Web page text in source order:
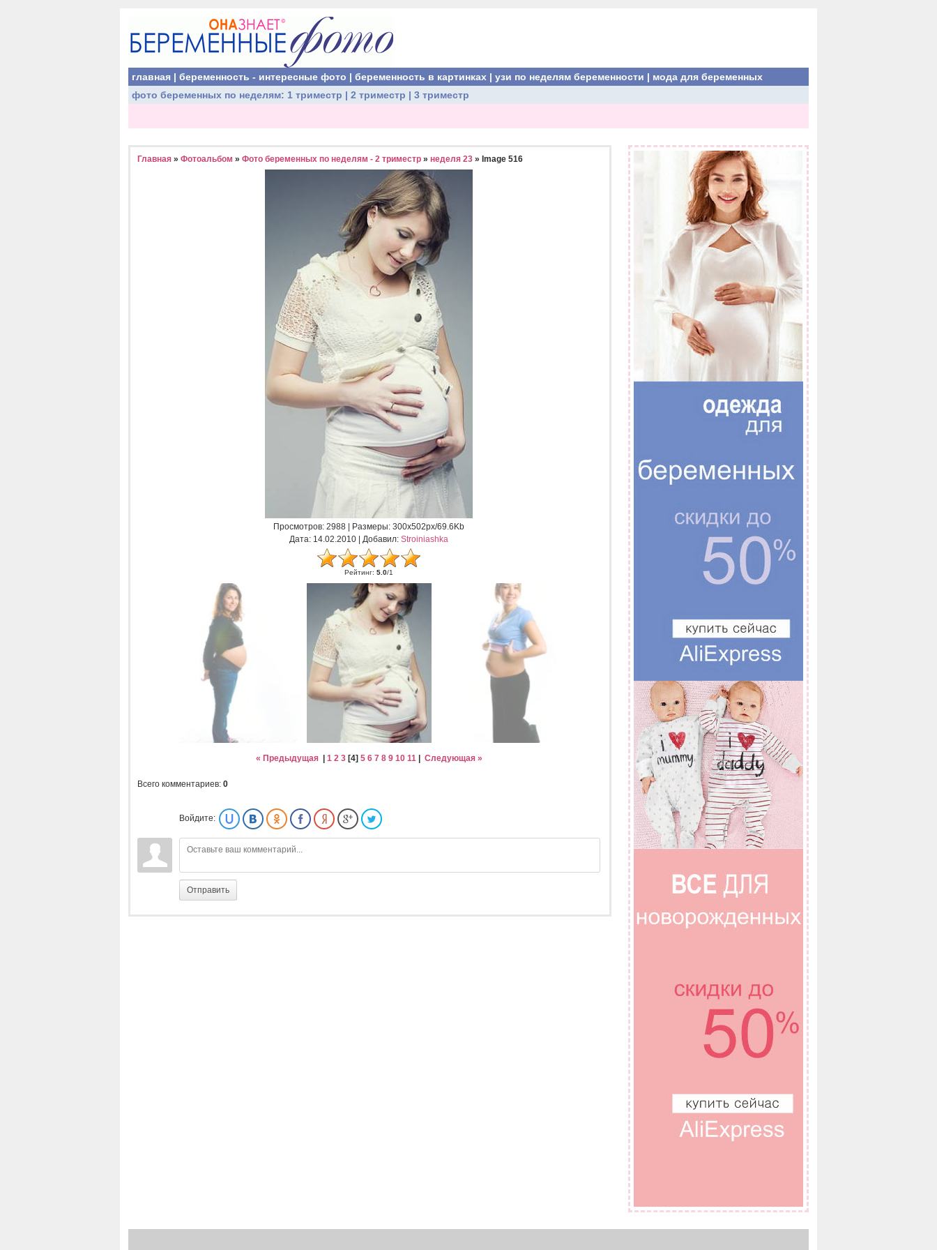
главная | беременность - интересные фото | беременность в картинках | узи по неделям беременности | мода для беременных
фото беременных по неделям: 1 триместр | 2 триместр | 3 триместр
Главная » Фотоальбом » Фото беременных по неделям - 2 триместр » неделя 23 » Image 516
Просмотров: 2988 | Размеры: 300x502px/69.6Kb
Дата: 14.02.2010 | Добавил: Stroiniashka
Рейтинг: 5.0/1
« Предыдущая| 1 2 3[4] 5 6 7 8 9 10 11| Следующая »
Всего комментариев: 0
Войдите:
Отправить